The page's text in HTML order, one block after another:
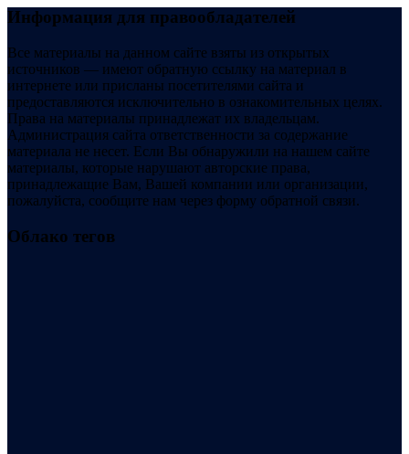
Информация для правообладателей
Все материалы на данном сайте взяты из открытых
источников — имеют обратную ссылку на материал в
интернете или присланы посетителями сайта и
предоставляются исключительно в ознакомительных целях.
Права на материалы принадлежат их владельцам.
Администрация сайта ответственности за содержание
материала не несет. Если Вы обнаружили на нашем сайте
материалы, которые нарушают авторские права,
принадлежащие Вам, Вашей компании или организации,
пожалуйста, сообщите нам через форму обратной связи.
Облако тегов